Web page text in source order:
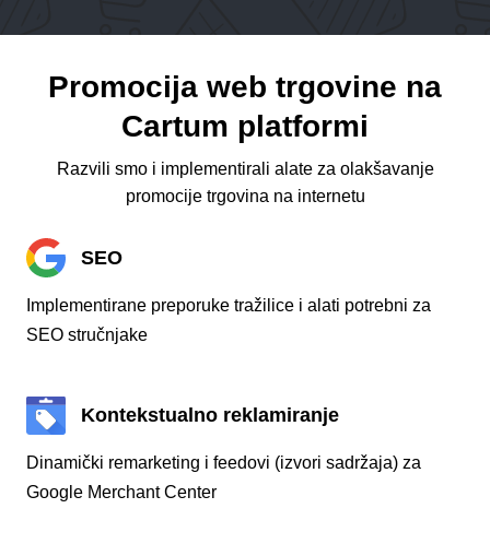
Promocija web trgovine na
Cartum platformi
Razvili smo i implementirali alate za olakšavanje
promocije trgovina na internetu
SEO
Implementirane preporuke tražilice i alati potrebni za
SEO stručnjake
Kontekstualno reklamiranje
Dinamički remarketing i feedovi (izvori sadržaja) za
Google Merchant Center